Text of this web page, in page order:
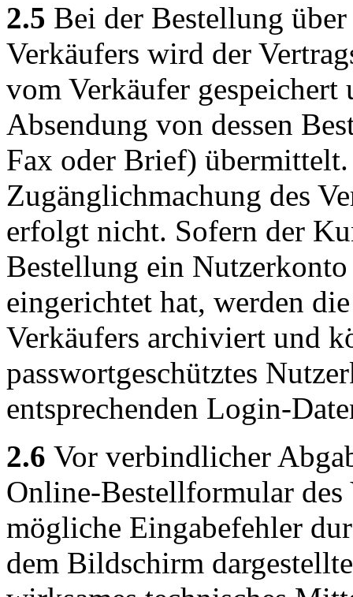
2.5 Bei der Bestellung
Verkäufers wird der
vom Verkäufer gespeichert
Absendung von dessen
Fax oder Brief)
Zugänglichmachung des
erfolgt nicht. Sofern der
Bestellung ein
eingerichtet hat, werden
Verkäufers archiviert und
passwortgeschütztes
entsprechenden Login-
2.6 Vor verbindlicher
Online-Bestellformular
mögliche Eingabefehler
dem Bildschirm